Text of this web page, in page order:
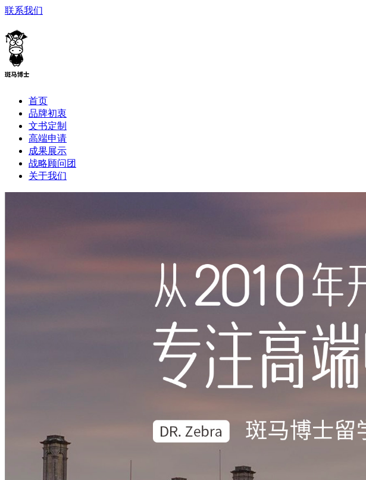
联系我们
首页
品牌初衷
文书定制
高端申请
成果展示
战略顾问团
关于我们